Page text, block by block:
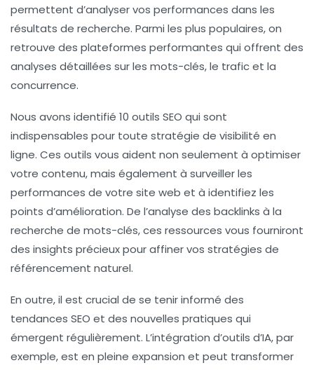
permettent d’analyser vos performances dans les
résultats de recherche. Parmi les plus populaires, on
retrouve des plateformes performantes qui offrent des
analyses détaillées sur les mots-clés, le trafic et la
concurrence.
Nous avons identifié 10 outils SEO qui sont
indispensables pour toute stratégie de visibilité en
ligne. Ces outils vous aident non seulement à optimiser
votre contenu, mais également à surveiller les
performances de votre site web et à identifiez les
points d’amélioration. De l’analyse des backlinks à la
recherche de mots-clés, ces ressources vous fourniront
des insights précieux pour affiner vos stratégies de
référencement naturel.
En outre, il est crucial de se tenir informé des
tendances SEO et des nouvelles pratiques qui
émergent régulièrement. L’intégration d’outils d’IA, par
exemple, est en pleine expansion et peut transformer